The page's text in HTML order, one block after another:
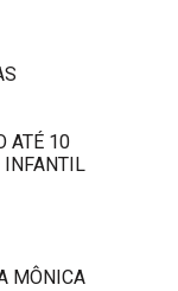
ATÉ 10
INFANTIL
MÔNICA